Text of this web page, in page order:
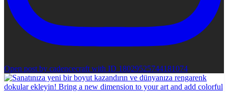
Open post by cadencecraft with ID 18029525744181074